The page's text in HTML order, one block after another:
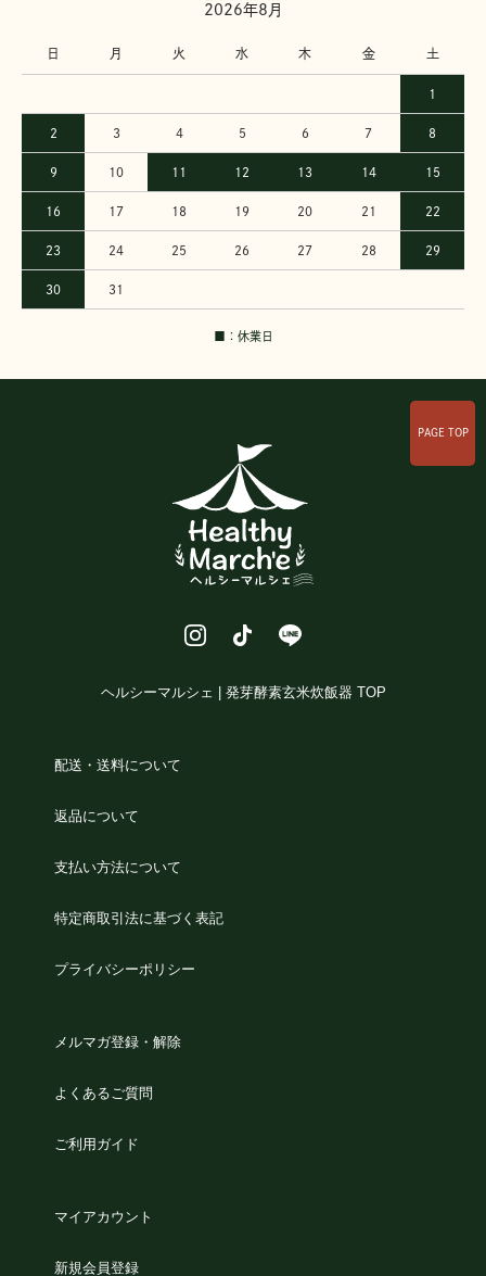
2026年8月
日 月 火 水 木 金 土
1
2 3 4 5 6 7 8
9 10 11 12 13 14 15
16 17 18 19 20 21 22
23 24 25 26 27 28 29
30 31
■：休業日
PAGE TOP
ヘルシーマルシェ | 発芽酵素玄米炊飯器 TOP
配送・送料について
返品について
支払い方法について
特定商取引法に基づく表記
プライバシーポリシー
メルマガ登録・解除
よくあるご質問
ご利用ガイド
マイアカウント
新規会員登録